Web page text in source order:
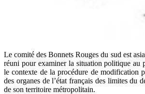
Le comité des Bonnets Rouges du sud est
réuni pour examiner la situation politique au
le contexte de la procédure de modification
des organes de l’état français des limites du
de son territoire métropolitain.